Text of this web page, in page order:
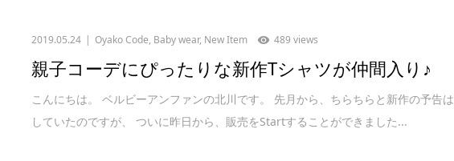
2019.05.24 Oyako Code, Baby wear, New Item 489 views
親子コーデにぴったりな新作Tシャツが仲間入り♪
こんにちは。 ベルビーアンファンの北川です。 先月から、ちらちらと新作の予告は
していたのですが、 ついに昨日から、販売をStartすることができました...